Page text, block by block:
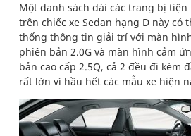
Một danh sách dài các trang bị
trên chiếc xe Sedan hạng D này có
thống thông tin giải trí với màn
phiên bản 2.0G và màn hình cảm
bản cao cấp 2.5Q, cả 2 đều đi kèm
rất lớn vì hầu hết các mẫu xe hiện